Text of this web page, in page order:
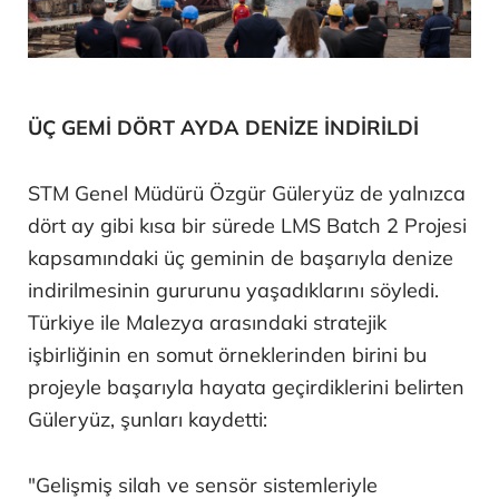
ÜÇ GEMİ DÖRT AYDA DENİZE İNDİRİLDİ
STM Genel Müdürü Özgür Güleryüz de yalnızca
dört ay gibi kısa bir sürede LMS Batch 2 Projesi
kapsamındaki üç geminin de başarıyla denize
indirilmesinin gururunu yaşadıklarını söyledi.
Türkiye ile Malezya arasındaki stratejik
işbirliğinin en somut örneklerinden birini bu
projeyle başarıyla hayata geçirdiklerini belirten
Güleryüz, şunları kaydetti:
"Gelişmiş silah ve sensör sistemleriyle